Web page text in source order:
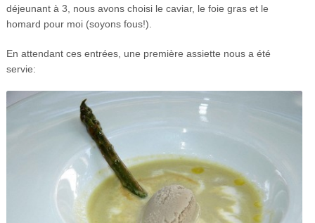
déjeunant à 3, nous avons choisi le caviar, le foie gras et le
homard pour moi (soyons fous!).
En attendant ces entrées, une première assiette nous a été
servie: